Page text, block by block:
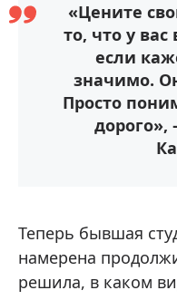
«Цените
то, что у
если
значимо.
Просто
дорого»,
Теперь бывшая
намерена
решила, в каком